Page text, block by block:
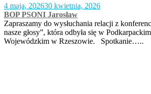
4 maja, 202630 kwietnia, 2026
BOP PSONI Jarosław
Zapraszamy do wysłuchania relacji z
nasze głosy”, która odbyła się w
Wojewódzkim w Rzeszowie. Spotkanie…..